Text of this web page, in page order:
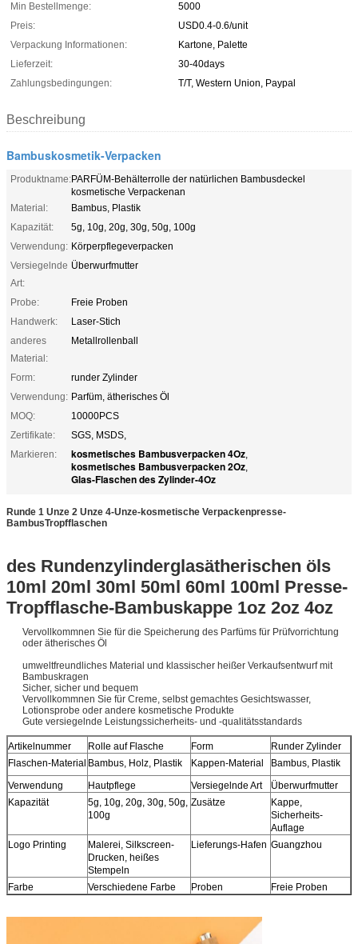
Min Bestellmenge:
5000
Preis:
USD0.4-0.6/unit
Verpackung Informationen:
Kartone, Palette
Lieferzeit:
30-40days
Zahlungsbedingungen:
T/T, Western Union, Paypal
Beschreibung
Bambuskosmetik-Verpacken
Produktname:PARFÜM-Behälterrolle der natürlichen Bambusdeckel
kosmetische Verpackenan
Material:
Bambus, Plastik
Kapazität:
5g, 10g, 20g, 30g, 50g, 100g
Verwendung: Körperpflegeverpacken
Versiegelnde
Art:
Überwurfmutter
Probe:
Freie Proben
Handwerk:
Laser-Stich
anderes
Material:
Metallrollenball
Form:
runder Zylinder
Verwendung: Parfüm, ätherisches Öl
MOQ:
10000PCS
Zertifikate:
SGS, MSDS,
Markieren:
kosmetisches Bambusverpacken 4Oz,
kosmetisches Bambusverpacken 2Oz,
Glas-Flaschen des Zylinder-4Oz
Runde 1 Unze 2 Unze 4-Unze-kosmetische Verpackenpresse-
BambusTropfflaschen
des Rundenzylinderglasätherischen öls
10ml 20ml 30ml 50ml 60ml 100ml Presse-
Tropfflasche-Bambuskappe 1oz 2oz 4oz
Vervollkommnen Sie für die Speicherung des Parfüms für Prüfvorrichtung
oder ätherisches Öl
umweltfreundliches Material und klassischer heißer Verkaufsentwurf mit
Bambuskragen
Sicher, sicher und bequem
Vervollkommnen Sie für Creme, selbst gemachtes Gesichtswasser,
Lotionsprobe oder andere kosmetische Produkte
Gute versiegelnde Leistungssicherheits- und -qualitätsstandards
Artikelnummer Rolle auf Flasche Form
Runder Zylinder
Flaschen-Material Bambus, Holz, Plastik Kappen-Material
Bambus, Plastik
Verwendung
Hautpflege Versiegelnde Art
Überwurfmutter
Kapazität
5g, 10g, 20g, 30g, 50g,
100g
Zusätze
Kappe,
Sicherheits-
Auflage
Logo Printing
Malerei, Silkscreen-
Drucken, heißes
Stempeln
Lieferungs-Hafen Guangzhou
Farbe Verschiedene Farbe Proben Freie Proben